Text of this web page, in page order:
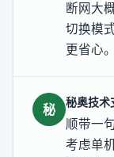
断网大
切换模
更省心。
秘 秘奥技术
顺带一
考虑单